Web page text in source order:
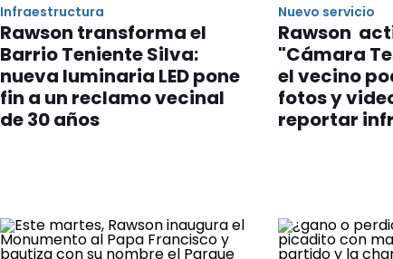
Infraestructura
Rawson transforma el
Barrio Teniente Silva:
nueva luminaria LED pone
fin a un reclamo vecinal
de 30 años
Nuevo servicio
Rawson
"Cámara
el vecino
fotos y
reportar